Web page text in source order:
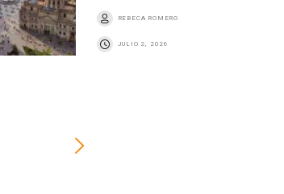
REBECA ROMERO
JULIO 2, 2026